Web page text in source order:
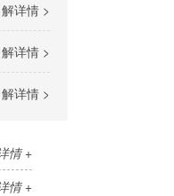
详情 >
详情 >
详情 >
情 +
情 +